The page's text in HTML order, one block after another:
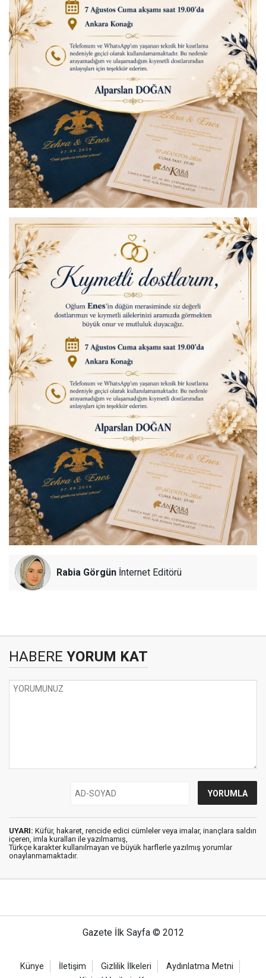
Rabia Görgün İnternet Editörü
HABERE YORUM KAT
UYARI: Küfür, hakaret, rencide edici cümleler veya imalar, inançlara saldırı
içeren, imla kuralları ile yazılmamış,
Türkçe karakter kullanılmayan ve büyük harflerle yazılmış yorumlar
onaylanmamaktadır.
Gazete İlk Sayfa © 2012
Künye İletişim Gizlilik İlkeleri
Aydınlatma Metni